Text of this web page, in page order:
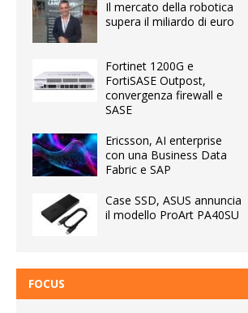
Il mercato della robotica
supera il miliardo di euro
Fortinet 1200G e
FortiSASE Outpost,
convergenza firewall e
SASE
Ericsson, AI enterprise
con una Business Data
Fabric e SAP
Case SSD, ASUS annuncia
il modello ProArt PA40SU
FOCUS